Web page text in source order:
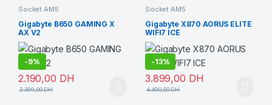
Socket AM5
Gigabyte B650 GAMING X
AX V2
-9%
2.190,00 DH
2.399,00DH
Socket AM5
Gigabyte X870 AORUS ELITE
WIFI7 ICE
-13%
3.899,00 DH
4.490,00DH